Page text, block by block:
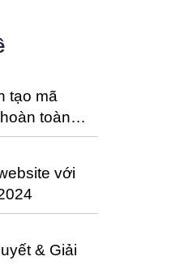
tạo mã
toàn
với
& Giải